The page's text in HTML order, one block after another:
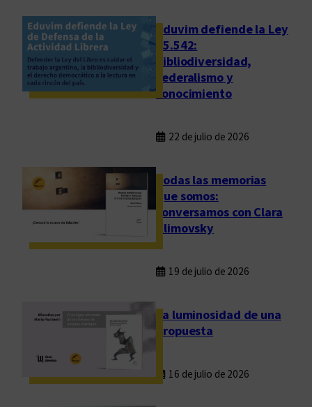
n
e
r
a
c
a
Eduvim defiende la Ley
25.542:
bibliodiversidad,
federalismo y
conocimiento
22 de julio de 2026
Todas las memorias
que somos:
conversamos con Clara
Klimovsky
19 de julio de 2026
La luminosidad de una
propuesta
16 de julio de 2026